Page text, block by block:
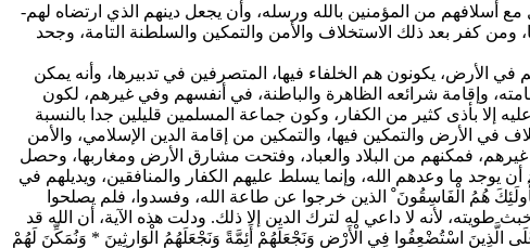
مع أسلافهم من المؤمنين بالله ورسله، وأن يجعل دينهم الذي ارتضاه لهم-
ومن كفر بعد ذلك الاستخلاف والأمن والتمكين والسلطنة التامة، وجحد
الأرض، يكونون هم الخلفاء فيها، المتصرفين في تدبيرها، وأنه يمكن
وإقامة شرائعه الظاهرة والباطنة، في أنفسهم وفي غيرهم، لكون
إلا بأذى كثير من الكفار، وكون جماعة المسلمين قليلين جدا بالنسبة
الأرض والتمكين فيها، والتمكين من إقامة الدين الإسلامي، والأمن
غيرهم، فمكنهم من البلاد والعباد، وفتحت مشارق الأرض ومغاربها، وحصل
أن يوجد ما وعدهم الله، وإنما يسلط عليهم الكفار والمنافقين، ويديلهم في
هُمُ الْفَاسِقُونَ ْ الذين خرجوا عن طاعة الله، وفسدوا، فلم يصلحوا
لأنه لا داعي له لترك الدين إلا ذلك. ودلت هذه الآية، أن الله قد
اسْتُضْعِفُوا فِي الْأَرْضِ وَنَجْعَلَهُمْ أَئِمَّةً وَنَجْعَلَهُمُ الْوَارِثِينَ * وَنُمَكِّنَ لَهُمْ